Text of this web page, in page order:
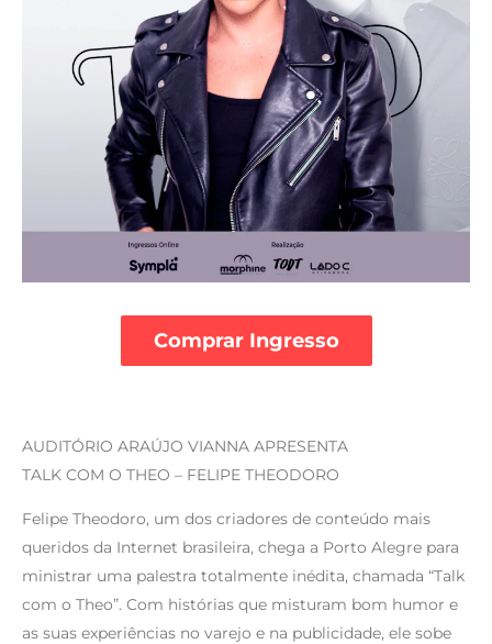
AUDITÓRIO ARAÚJO VIANNA APRESENTA
TALK COM O THEO – FELIPE THEODORO
Felipe Theodoro, um dos criadores de conteúdo mais
queridos da Internet brasileira, chega a Porto Alegre para
ministrar uma palestra totalmente inédita, chamada “Talk
com o Theo”. Com histórias que misturam bom humor e
as suas experiências no varejo e na publicidade, ele sobe
Comprar Ingresso